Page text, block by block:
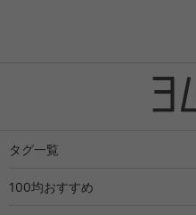
タグ一覧
100均おすすめ